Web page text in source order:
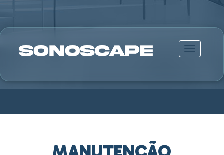
Alternar